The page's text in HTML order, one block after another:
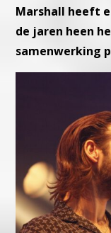
Marshall heeft
de jaren heen
samenwerking